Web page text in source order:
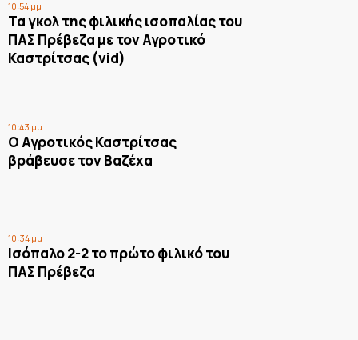
10:54 μμ
Τα γκολ της φιλικής ισοπαλίας του
ΠΑΣ Πρέβεζα με τον Αγροτικό
Καστρίτσας (vid)
10:43 μμ
Ο Αγροτικός Καστρίτσας
βράβευσε τον Βαζέχα
10:34 μμ
Ισόπαλο 2-2 το πρώτο φιλικό του
ΠΑΣ Πρέβεζα